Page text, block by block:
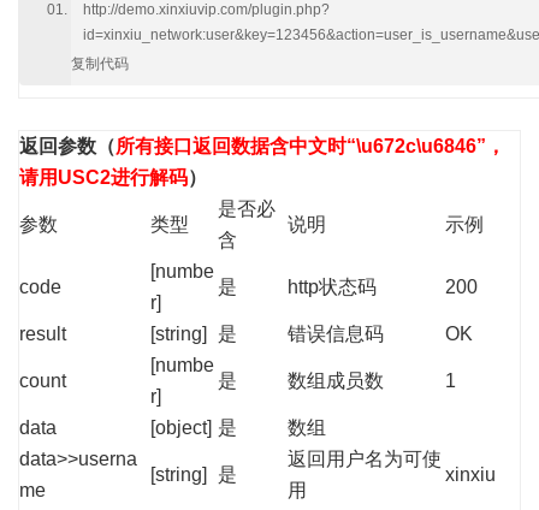
http://demo.xinxiuvip.com/plugin.php?
复制代码
返回参数 （所有接口返回数据含中文时“\u672c\u6846”，
请用USC2进行解码）
参数 类型
是否必
含
说明 示例
code
[numbe
r]
是 http状态码 200
result [string] 是 错误信息码 OK
count
[numbe
r]
是 数组成员数 1
data [object] 是
数组
data>>userna
me
[string] 是
返回用户名为可使
用
xinxiu